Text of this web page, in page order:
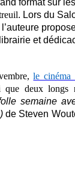
. Lors du
et
le
que deux longs
semaine
de Steven